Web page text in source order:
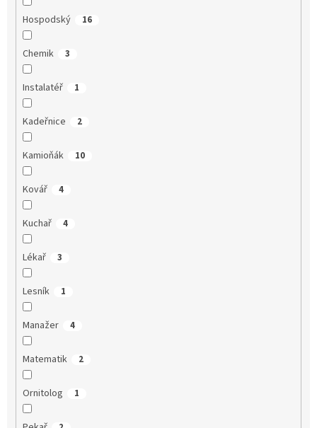
Hospodský 16
Chemik 3
Instalatéř 1
Kadeřnice 2
Kamioňák 10
Kovář 4
Kuchař 4
Lékař 3
Lesník 1
Manažer 4
Matematik 2
Ornitolog 1